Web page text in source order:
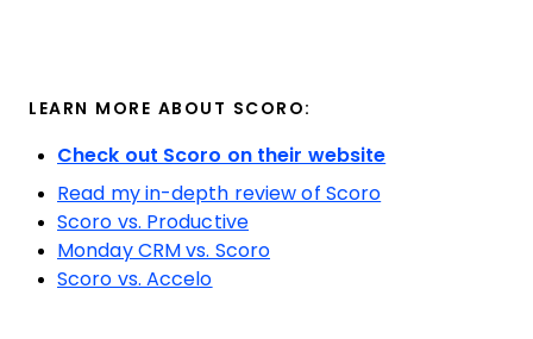
LEARN MORE ABOUT SCORO:
Check out Scoro on their website
Read my in-depth review of Scoro
Scoro vs. Productive
Monday CRM vs. Scoro
Scoro vs. Accelo